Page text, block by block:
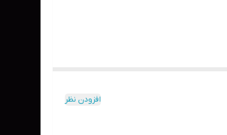
افزودن نظر